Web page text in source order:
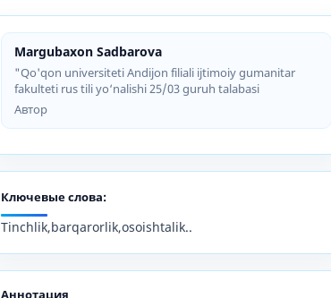
Margubaxon Sadbarova
"Qo'qon universiteti Andijon filiali ijtimoiy gumanitar
fakulteti rus tili yo‘nalishi 25/03 guruh talabasi
Автор
Ключевые слова:
Tinchlik,barqarorlik,osoishtalik..
Аннотация